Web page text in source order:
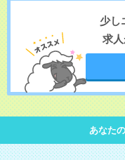
少し
求
あなた